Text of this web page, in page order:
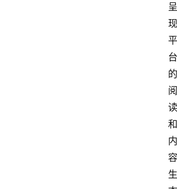
呈
现
平
台
的
阅
读
和
内
容
生